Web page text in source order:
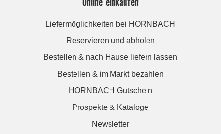
Liefermöglichkeiten bei HORNBACH
Reservieren und abholen
Bestellen & nach Hause liefern lassen
Bestellen & im Markt bezahlen
HORNBACH Gutschein
Prospekte & Kataloge
Newsletter